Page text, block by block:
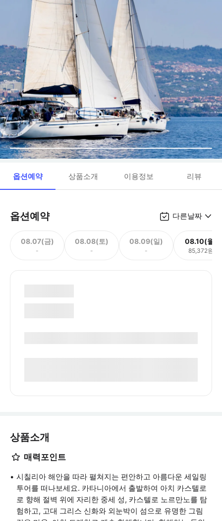
옵션예약 상품소개 이용정보 리뷰
옵션예약 다른날짜
08.07(금)
-
08.08(토)
-
08.09(일)
-
08.10(월)
85,372원
상품소개
매력포인트
시칠리아 해안을 따라 펼쳐지는 편안하고 아름다운 세일링
투어를 떠나보세요. 카타니아에서 출발하여 아치 카스텔로
로 향해 절벽 위에 자리한 중세 성, 카스텔로 노르만노를 탐
험하고, 고대 그리스 신화와 외눈박이 섬으로 유명한 그림